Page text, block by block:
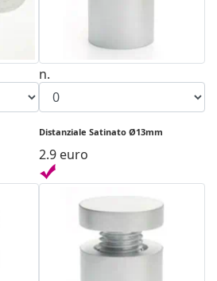
n.
Distanziale Satinato Ø13mm
2.9 euro